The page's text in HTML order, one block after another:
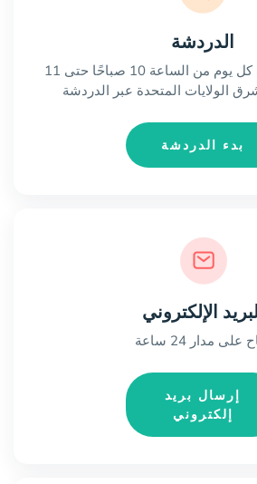
الدردشة
خدمة العملاء متاحة كل يوم من الساعة 10 صباحًا حتى 11
بدء الدردشة
الإلكتروني
على مدار 24 ساعة
إرسال بريد
إلكتروني